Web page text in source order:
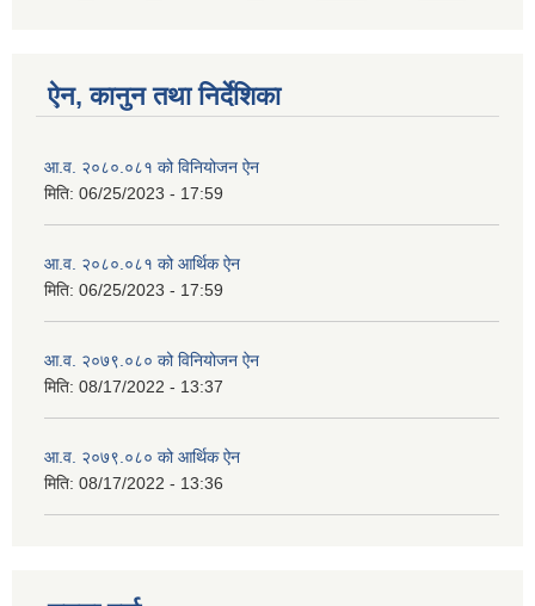
ऐन, कानुन तथा निर्देशिका
आ.व. २०८०.०८१ को विनियोजन ऐन
मिति: 06/25/2023 - 17:59
आ.व. २०८०.०८१ को आर्थिक ऐन
मिति: 06/25/2023 - 17:59
आ.व. २०७९.०८० को विनियोजन ऐन
मिति: 08/17/2022 - 13:37
आ.व. २०७९.०८० को आर्थिक ऐन
मिति: 08/17/2022 - 13:36